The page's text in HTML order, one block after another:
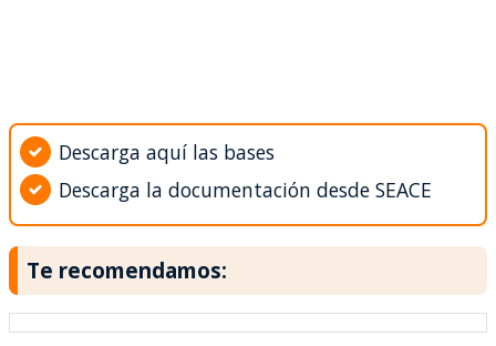
Descarga aquí las bases
Descarga la documentación desde SEACE
Te recomendamos: